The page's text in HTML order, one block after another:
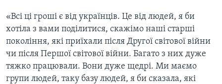
«Всі ці гроші є від українців. Це від людей, я би
хотіла з вами поділитися, скажімо наші старші
покоління, які приїхали після Другої світової війни
чи після Першої світової війни. Багато з них дуже
тяжко працювали. Вони дуже щедрі. Ми маємо
групи людей, таку базу людей, я би сказала, які